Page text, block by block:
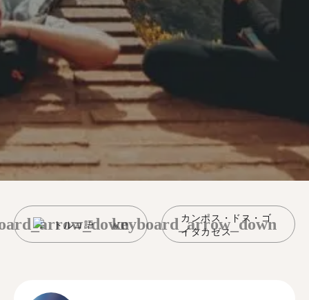
トルコ語
カンポス・ドス・ゴ
イタカゼス
keyboard_arrow_down